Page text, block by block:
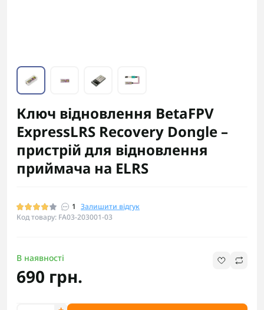
Ключ відновлення BetaFPV
ExpressLRS Recovery Dongle –
пристрій для відновлення
приймача на ELRS
1 Залишити відгук
Код товару: FA03-203001-03
В наявності
690 грн.